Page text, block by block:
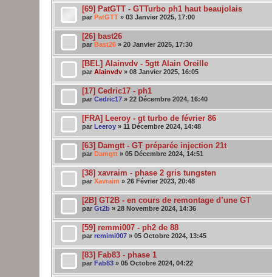
[69] PatGTT - GTTurbo ph1 haut beaujolais
par PatGTT » 03 Janvier 2025, 17:00
[26] bast26
par Bast26 » 20 Janvier 2025, 17:30
[BEL] Alainvdv - 5gtt Alain Oreille
par Alainvdv » 08 Janvier 2025, 16:05
[17] Cedric17 - ph1
par Cedric17 » 22 Décembre 2024, 16:40
[FRA] Leeroy - gt turbo de février 86
par Leeroy » 11 Décembre 2024, 14:48
[63] Damgtt - GT préparée injection 21t
par Damgtt » 05 Décembre 2024, 14:51
[38] xavraim - phase 2 gris tungsten
par Xavraim » 26 Février 2023, 20:48
[2B] GT2B - en cours de remontage d’une GT
par Gt2b » 28 Novembre 2024, 14:36
[59] remmi007 - ph2 de 88
par remimi007 » 05 Octobre 2024, 13:45
[83] Fab83 - phase 1
par Fab83 » 05 Octobre 2024, 04:22